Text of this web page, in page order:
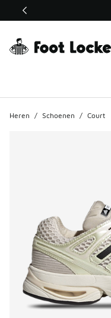
Deze link wordt geopend
Heren / Schoenen / Court